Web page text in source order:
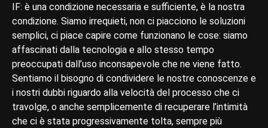
IF: è una condizione necessaria e sufficiente, è la nostra
condizione. Siamo irrequieti, non ci piacciono le soluzioni
semplici, ci piace capire come funzionano le cose: siamo
affascinati dalla tecnologia e allo stesso tempo
preoccupati dall’uso inconsapevole che ne viene fatto.
Sentiamo il bisogno di condividere le nostre conoscenze e
i nostri dubbi riguardo alla velocità del processo che ci
travolge, o anche semplicemente di recuperare l’intimità
che ci è stata progressivamente tolta, sempre più